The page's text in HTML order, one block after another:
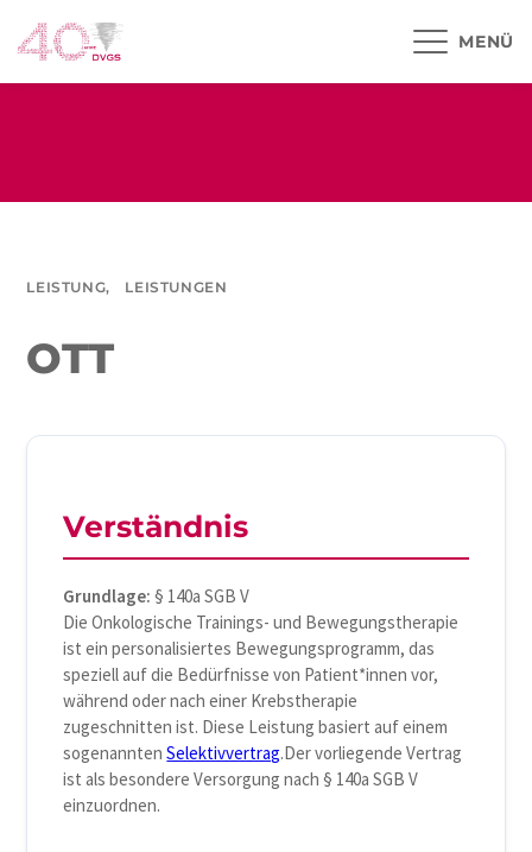
LEISTUNG, LEISTUNGEN
OTT
Verständnis
Grundlage:§ 140a SGB V
Die Onkologische Trainings- und Bewegungstherapie
ist ein personalisiertes Bewegungsprogramm, das
speziell auf die Bedürfnisse von Patient*innen vor,
während oder nach einer Krebstherapie
zugeschnitten ist. Diese Leistung basiert auf einem
sogenanntenSelektivvertrag.Der vorliegende Vertrag
ist als besondere Versorgung nach § 140a SGB V
einzuordnen.
MENÜ